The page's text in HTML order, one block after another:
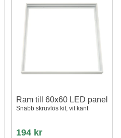
Ram till 60x60 LED panel
Snabb skruvlös kit, vit kant
194 kr